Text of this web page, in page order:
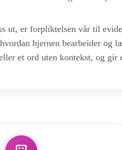
ut, er forpliktelsen vår til
hjernen bearbeider
et ord uten kontekst, og